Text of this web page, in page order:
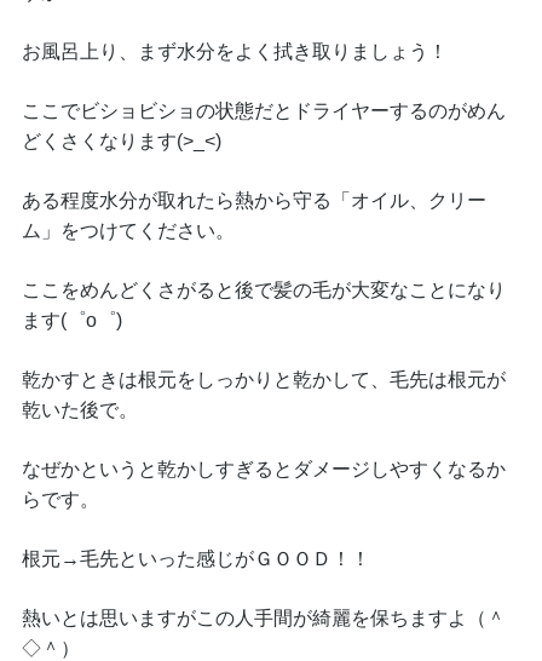
お風呂上り、まず水分をよく拭き取りましょう！
ここでビショビショの状態だとドライヤーするのがめん
どくさくなります(>_<)
ある程度水分が取れたら熱から守る「オイル、クリー
ム」をつけてください。
ここをめんどくさがると後で髪の毛が大変なことになり
ます(゜o゜)
乾かすときは根元をしっかりと乾かして、毛先は根元が
乾いた後で。
なぜかというと乾かしすぎるとダメージしやすくなるか
らです。
根元→毛先といった感じがＧＯＯＤ！！
熱いとは思いますがこの人手間が綺麗を保ちますよ（＾
◇＾）